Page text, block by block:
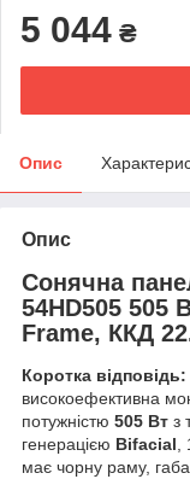
5 044 ₴
Опис
Опис
Сонячна
54HD505 505
Frame, ККД
Коротка відповідь:
високоефективна
потужністю 505 Вт з
генерацією Bifacial,
має чорну раму,